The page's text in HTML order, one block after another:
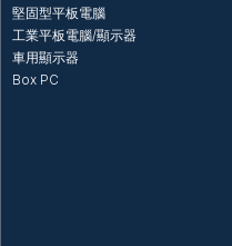
堅固型平板電腦
工業平板電腦/顯示器
車用顯示器
Box PC